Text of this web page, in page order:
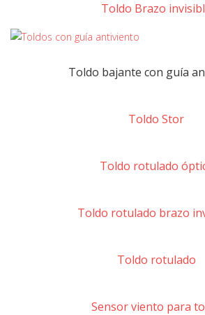
Toldo Brazo
Toldo bajante con guía
Toldo Stor
Toldo rotulado
Toldo rotulado brazo
Toldo rotulado
Sensor viento para